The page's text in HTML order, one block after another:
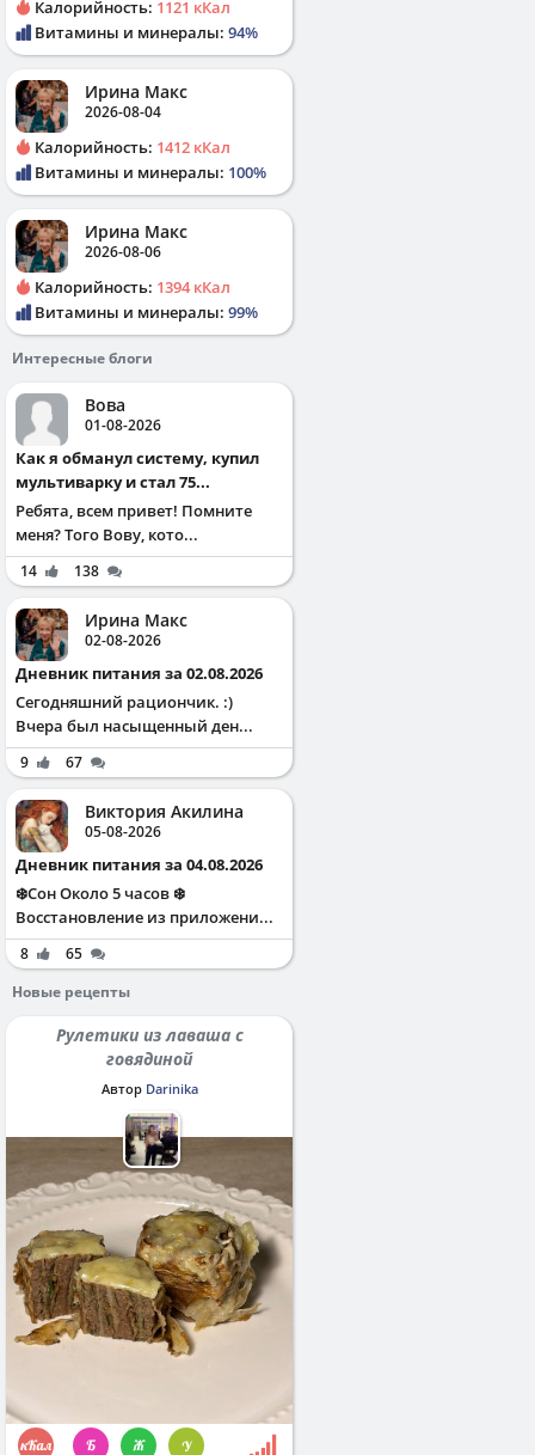
Калорийность: 1121 кКал
Витамины и минералы: 94%
Ирина Макс
2026-08-04
Калорийность: 1412 кКал
Витамины и минералы: 100%
Ирина Макс
2026-08-06
Калорийность: 1394 кКал
Витамины и минералы: 99%
Интересные блоги
Вова
01-08-2026
Как я обманул систему, купил
мультиварку и стал 75...
Ребята, всем привет! Помните
меня? Того Вову, кото...
14 138
Ирина Макс
02-08-2026
Дневник питания за 02.08.2026
Сегодняшний рациончик. :)
Вчера был насыщенный ден...
9 67
Виктория Акилина
05-08-2026
Дневник питания за 04.08.2026
❄️Сон Около 5 часов ❄️
Восстановление из приложени...
8
65
Новые рецепты
Рулетики из лаваша с
говядиной
Автор Darinika